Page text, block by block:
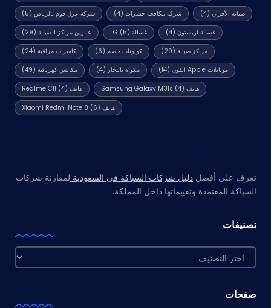
شركة عزل فوم بالرياض(5) شركة مكافحة حشرات (4) صيانة الأفران (4)
عناوين مراكز الصيانة(29) غسالة LG (5) غسالة اريستون (4)
كاميرات مراقبة(24) كوبونات خصم (6) مراكز صيانة (29)
مكانس كهربائية(49) مكواة بالبخار (4) موبايلات Apple ايفون (14)
هاتف Realme C11 (4) هاتف Samsung Galaxy M31s (4)
هاتف Xiaomi Redmi Note 8 (6)
تعرف على أفضل دليل شركات السباكة في السعودية لمقارنة شركات
السباكة المعتمدة وتقييماتها داخل المملكة.
تصنيفات
تصنيفات
صفحات